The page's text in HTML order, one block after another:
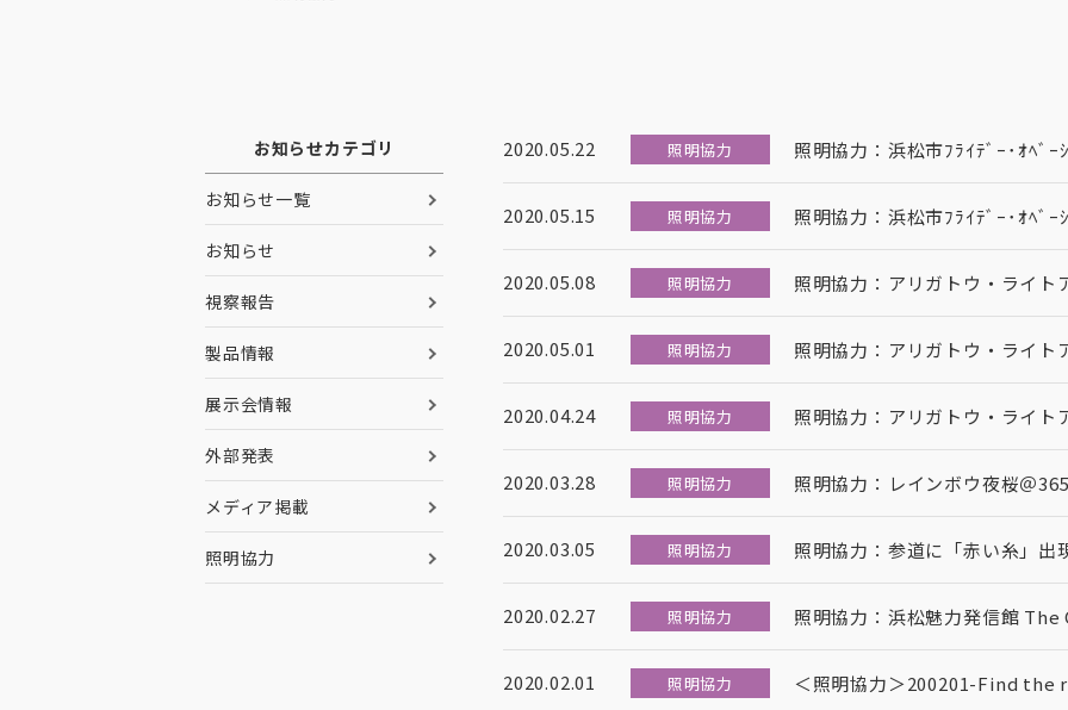
お知らせカテゴリ
お知らせ一覧
お知らせ
視察報告
製品情報
展示会情報
外部発表
メディア掲載
照明協力
2020.05.22 照明協力 照明協力：浜松市ﾌﾗｲﾃﾞｰ･ｵﾍﾞ
2020.05.15 照明協力 照明協力：浜松市ﾌﾗｲﾃﾞｰ･ｵﾍﾞ
2020.05.08 照明協力 照明協力：アリガトウ・ライト
2020.05.01 照明協力 照明協力：アリガトウ・ライト
2020.04.24 照明協力 照明協力：アリガトウ・ライト
2020.03.28 照明協力 照明協力：レインボウ夜桜＠
2020.03.05 照明協力 照明協力：参道に「赤い糸」出
2020.02.27 照明協力 照明協力：浜松魅力発信館
2020.02.01 照明協力 ＜照明協力＞200201-Find the